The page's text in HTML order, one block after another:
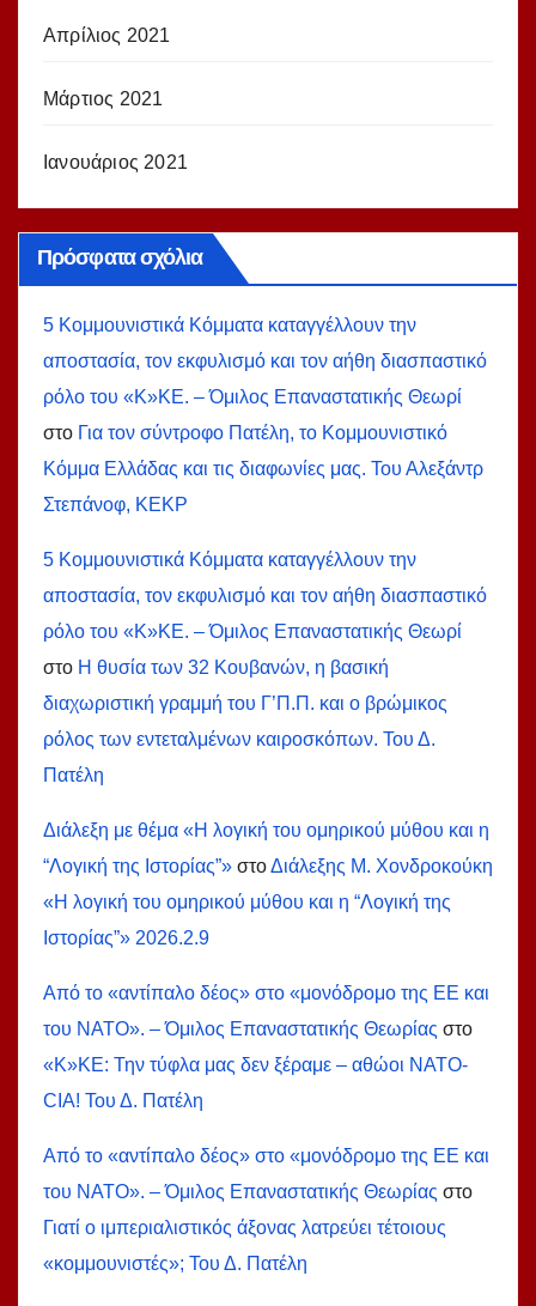
Απρίλιος 2021
Μάρτιος 2021
Ιανουάριος 2021
Πρόσφατα σχόλια
5 Κομμουνιστικά Κόμματα καταγγέλλουν την
αποστασία, τον εκφυλισμό και τον αήθη διασπαστικό
ρόλο του «Κ»ΚΕ. – Όμιλος Επαναστατικής Θεωρί
στο Για τον σύντροφο Πατέλη, το Κομμουνιστικό
Κόμμα Ελλάδας και τις διαφωνίες μας. Του Αλεξάντρ
Στεπάνοφ, ΚΕΚΡ
5 Κομμουνιστικά Κόμματα καταγγέλλουν την
αποστασία, τον εκφυλισμό και τον αήθη διασπαστικό
ρόλο του «Κ»ΚΕ. – Όμιλος Επαναστατικής Θεωρί
στο Η θυσία των 32 Κουβανών, η βασική
διαχωριστική γραμμή του Γ’Π.Π. και ο βρώμικος
ρόλος των εντεταλμένων καιροσκόπων. Του Δ.
Πατέλη
Διάλεξη με θέμα «Η λογική του ομηρικού μύθου και η
“Λογική της Ιστορίας”» στοΔιάλεξης Μ. Χονδροκούκη
«Η λογική του ομηρικού μύθου και η “Λογική της
Ιστορίας”» 2026.2.9
Από το «αντίπαλο δέος» στο «μονόδρομο της ΕΕ και
του ΝΑΤΟ». – Όμιλος Επαναστατικής Θεωρίας στο
«Κ»ΚΕ: Την τύφλα μας δεν ξέραμε – αθώοι ΝΑΤΟ-
СIA! Του Δ. Πατέλη
Από το «αντίπαλο δέος» στο «μονόδρομο της ΕΕ και
του ΝΑΤΟ». – Όμιλος Επαναστατικής Θεωρίας στο
Γιατί ο ιμπεριαλιστικός άξονας λατρεύει τέτοιους
«κομμουνιστές»; Του Δ. Πατέλη